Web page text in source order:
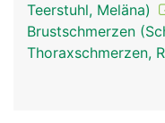
Teerstuhl, Meläna)
Brustschmerzen
Thoraxschmerzen,